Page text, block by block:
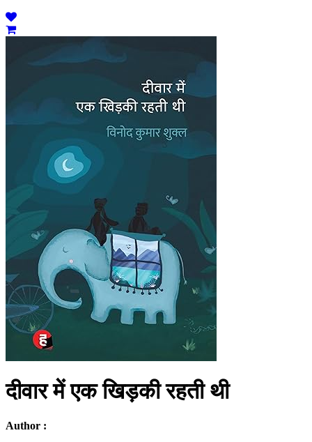
दीवार में एक खिड़की रहती थी
Author :